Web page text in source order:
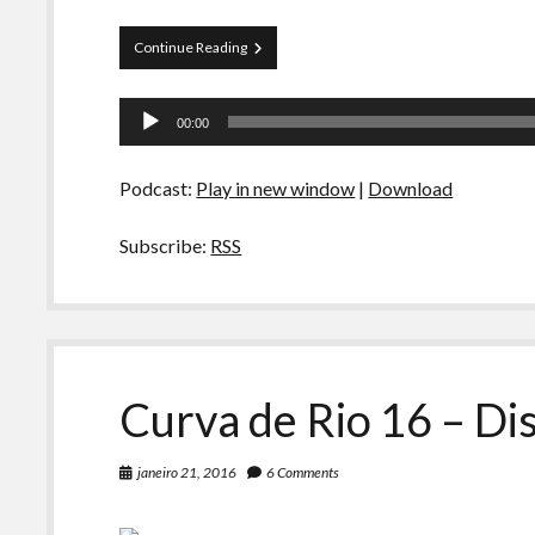
Continue ReadingPapo
Tranqueira
Tocador
00:00
Podcast: Play in new window | Download
Subscribe: RSS
Curva de Rio 16 –
janeiro 21, 2016 6 Comments